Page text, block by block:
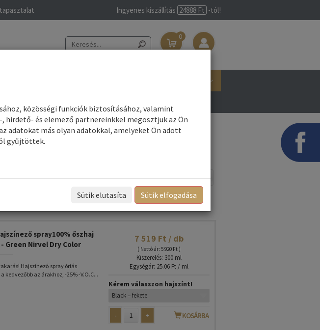
Ingyenes kiszállítás 24888 Ft -tól!
0
Név szerint
Rendezés:
Összes gyártó
- szerint:
spray100% őszhaj
Green Nirvel Dry Color
Hajszínező spray óriás
kedvezőbb az árakhoz, -25% -V.O.C...
7 519 Ft / db
( Nettó ár: 5 920 Ft )
Kiszerelés: 300 ml
Egységár: 25.06 Ft / ml
Kérem válasszon hajszínt!
- + KOSÁRBA
közösségi funkciók biztosításához, valamint
hirdető- és elemező partnereinkkel megosztjuk az Ön
adatokat más olyan adatokkal, amelyeket Ön adott
gyűjtöttek.
Sütik elutasíta Sütik elfogadása